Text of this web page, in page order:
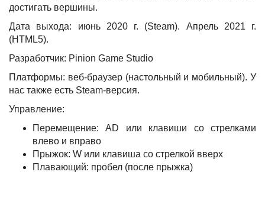
достигать вершины.
Дата выхода: июнь 2020 г. (Steam). Апрель 2021 г.
(HTML5).
Разработчик: Pinion Game Studio
Платформы: веб-браузер (настольный и мобильный). У
нас также есть Steam-версия.
Управление:
Перемещение: AD или клавиши со стрелками
влево и вправо
Прыжок: W или клавиша со стрелкой вверх
Плавающий: пробел (после прыжка)